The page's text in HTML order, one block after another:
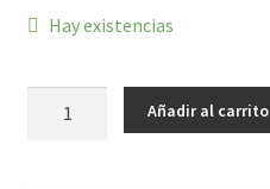
Hay existencias
Añadir al carrito